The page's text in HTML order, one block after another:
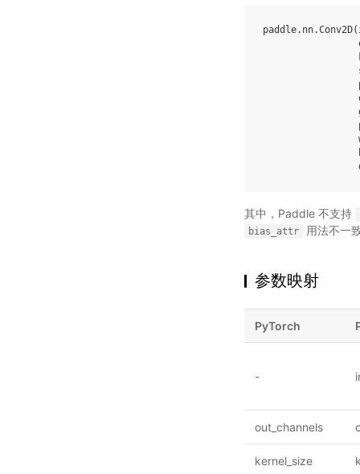
paddle. nn.Conv2D(
其中，Paddle 不支持
bias_attr
用法不一
参数映射
PyTorch
-
out_channels
kernel_size